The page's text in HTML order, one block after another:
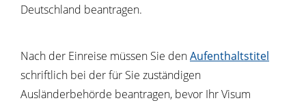
Deutschland beantragen.
Nach der Einreise müssen Sie denAufenthaltstitel
schriftlich bei der für Sie zuständigen
Ausländerbehörde beantragen, bevor Ihr Visum